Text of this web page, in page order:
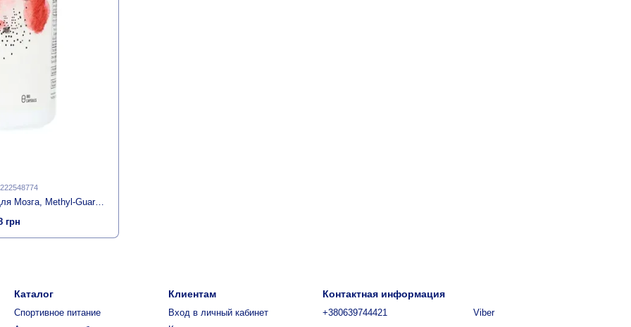
Метил-Гард, Витамины Для Мозга, Methyl-Guard, Thorne, 180 Капсул
грн
Каталог
Спортивное питание
Клиентам
Вход в личный кабинет
Контактная информация
+380639744421
Viber